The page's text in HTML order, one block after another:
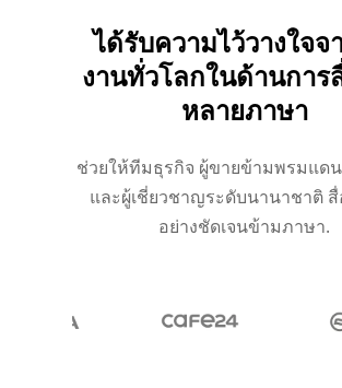
ได้รับความไว้วางใจจ
งานทั่วโลกในด้านการ
หลายภาษา
ช่วยให้ทีมธุรกิจ ผู้ขายข้ามพรมแด
และผู้เชี่ยวชาญระดับนานาชาติ สื่
อย่างชัดเจนข้ามภาษา.